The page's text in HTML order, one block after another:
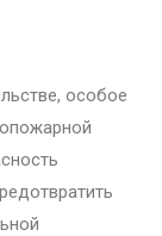
особое